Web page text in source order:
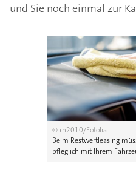
und Sie noch einmal zur
© rh2010/Fotolia
Beim Restwertleasing
pfleglich mit Ihrem